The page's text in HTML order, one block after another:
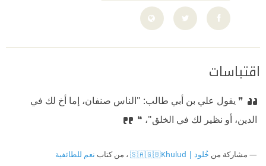
اقتباسات
❞ يقول علي بن أبي طالب: "الناس صنفان، إما أخ لك في
الدين، أو نظير لك في الخلق"، ❝
مشاركة من خُلود | 🇸🇦🇬🇧Khulud ، من كتاب نعم للطائفية